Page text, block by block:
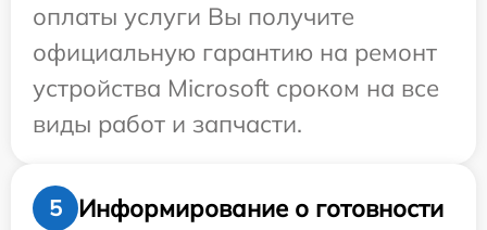
оплаты услуги Вы получите
официальную гарантию на ремонт
устройства Microsoft сроком на все
виды работ и запчасти.
5
Информирование о готовности